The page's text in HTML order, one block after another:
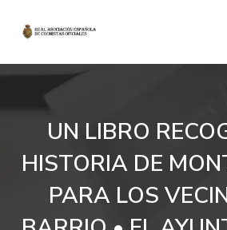
UN LIBRO
HISTORIA DE
PARA LOS